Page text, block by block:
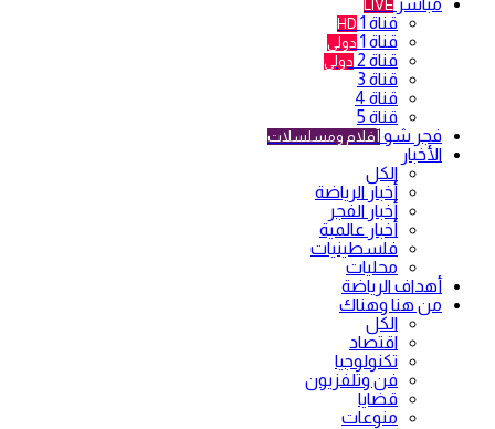
مباشر LIVE
قناة 1 HD
قناة 1 دولي
قناة 2 دولي
قناة 3
قناة 4
قناة 5
فجر شو أفلام ومسلسلات
الأخبار
الكل
أخبار الرياضة
أخبار الفجر
أخبار عالمية
فلسطينيات
محليات
أهداف الرياضة
من هنا وهناك
الكل
اقتصاد
تكنولوجيا
فن وتلفزيون
قضايا
منوعات